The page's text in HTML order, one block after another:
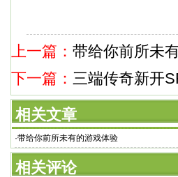
上一篇： 带给你前所未
下一篇： 三端传奇新开
相关文章
·带给你前所未有的游戏体验
相关评论